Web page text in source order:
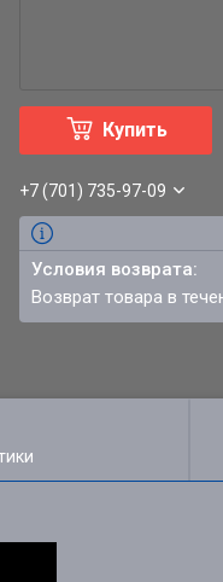
Купить
+7 (701) 735-97-09
возврат товара в